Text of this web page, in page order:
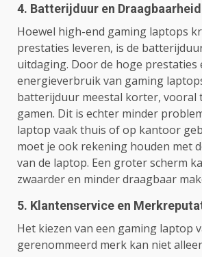
4. Batterijduur en Draagbaarheid
Hoewel high-end gaming laptops
prestaties leveren, is de
uitdaging. Door de hoge prestaties
energieverbruik van gaming
batterijduur meestal korter, vooral
gamen. Dit is echter minder
laptop vaak thuis of op kantoor
moet je ook rekening houden met
van de laptop. Een groter scherm
zwaarder en minder draagbaar
5. Klantenservice en
Het kiezen van een gaming laptop
gerenommeerd merk kan niet